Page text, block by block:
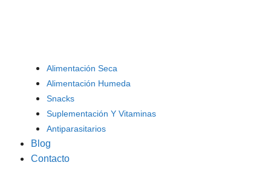
Alimentación Seca
Alimentación Humeda
Snacks
Suplementación Y Vitaminas
Antiparasitarios
Blog
Contacto